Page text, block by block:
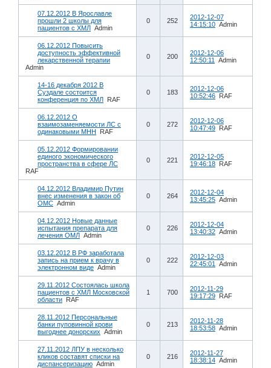
07.12.2012 В Ярославле
прошли 2 школы для
пациентов с ХМЛ Admin
0 252
2012-12-07
14:15:10 Admin
06.12.2012 Повысить
доступность эффективной
лекарственной терапии
Admin
0 200
2012-12-06
12:50:11
Admin
14-16 декабря 2012 В
Суздале состоится
конференция по ХМЛ RAF
0 183
2012-12-06
10:52:46 RAF
06.12.2012 О
взаимозаменяемости ЛС с
одинаковыми МНН
RAF
0 272
2012-12-06
10:47:49 RAF
05.12.2012 Формировании
единого экономического
пространства в сфере ЛС
RAF
0 221
2012-12-05
19:46:18 RAF
04.12.2012 Владимир Путин
внес изменения в закон об
ОМС Admin
0 264
2012-12-04
13:45:25 Admin
04.12.2012 Новые данные
испытания препарата для
лечения ОМЛ Admin
0 226
2012-12-04
13:40:32 Admin
03.12.2012 В РФ заработала
запись на прием к врачу в
электронном виде Admin
0 222
2012-12-03
22:45:01
Admin
29.11.2012 Состоялась школа
пациентов с ХМЛ Московской
области RAF
1 700
2012-11-29
19:17:29 RAF
28.11.2012 Персональные
банки пуповинной крови
выгоднее донорских Admin
0 213
2012-11-28
18:53:58 Admin
27.11.2012 ЛПУ в несколько
кликов составят списки на
диспансеризацию Admin
0 216
2012-11-27
18:38:14 Admin